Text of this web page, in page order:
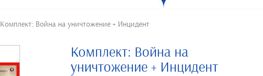
Комплект: Война на уничтожение + Инцидент
Комплект: Война на
уничтожение + Инцидент